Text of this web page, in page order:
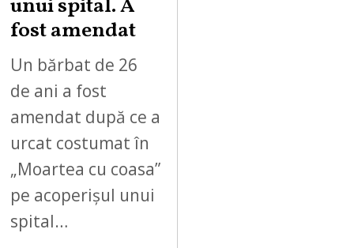
unui spital. A
fost amendat
Un bărbat de 26
de ani a fost
amendat după ce a
urcat costumat în
„Moartea cu coasa”
pe acoperișul unui
spital…